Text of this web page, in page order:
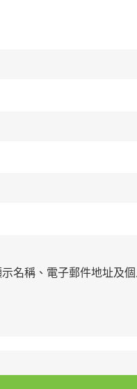
名稱、電子郵件地址及